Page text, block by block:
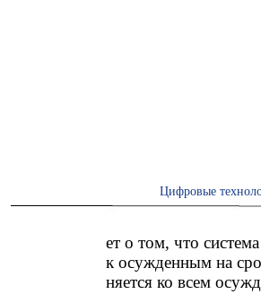
Цифровые
ет о том, что
к осужденным на
няется ко всем